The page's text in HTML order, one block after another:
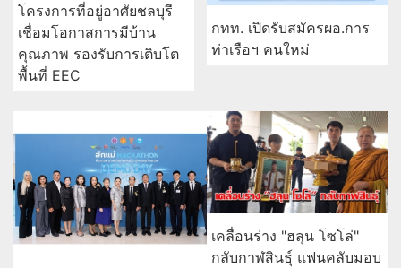
โครงการที่อยู่อาศัยชลบุรี
เชื่อมโอกาสการมีบ้าน
คุณภาพ รองรับการเติบโต
พื้นที่ EEC
กทท. เปิดรับสมัครผอ.การ
ท่าเรือฯ คนใหม่
เคลื่อนร่าง "ฮลุน โซโล่"
กลับกาฬสินธุ์ แฟนคลับมอบ